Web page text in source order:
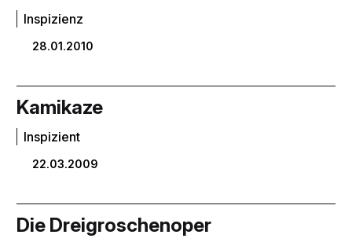
Inspizienz
28.01.2010
Kamikaze
Inspizient
22.03.2009
Die Dreigroschenoper